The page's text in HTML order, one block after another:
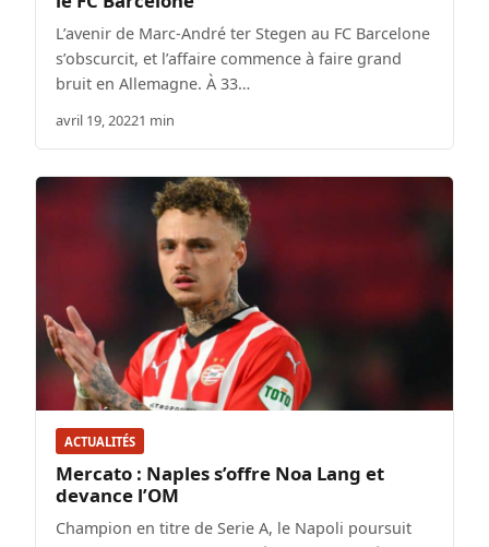
L’avenir de Marc-André ter Stegen au FC Barcelone
s’obscurcit, et l’affaire commence à faire grand
bruit en Allemagne. À 33…
avril 19, 20221 min
ACTUALITÉS
Mercato : Naples s’offre Noa Lang et
devance l’OM
Champion en titre de Serie A, le Napoli poursuit